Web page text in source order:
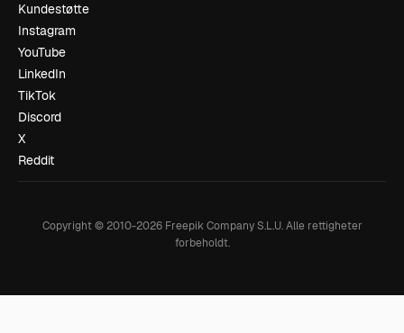
Kundestøtte
Instagram
YouTube
LinkedIn
TikTok
Discord
X
Reddit
Copyright © 2010-2026Freepik Company S.L.U. Alle rettigheter
forbeholdt.